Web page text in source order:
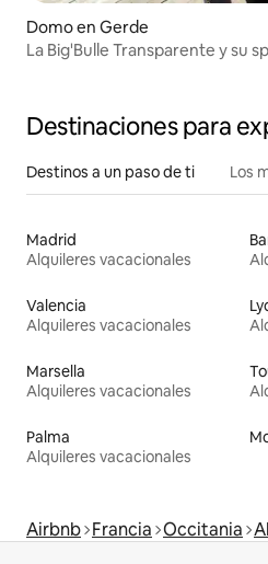
Domo en Gerde
La Big'Bulle Transparente y su
Destinaciones para
Destinos a un paso de ti Los
Madrid
Alquileres vacacionales
Valencia
Alquileres vacacionales
Marsella
Alquileres vacacionales
Palma
Alquileres vacacionales
Airbnb Francia Occitania